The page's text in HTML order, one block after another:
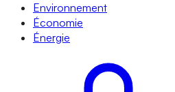
Environnement
Économie
Énergie